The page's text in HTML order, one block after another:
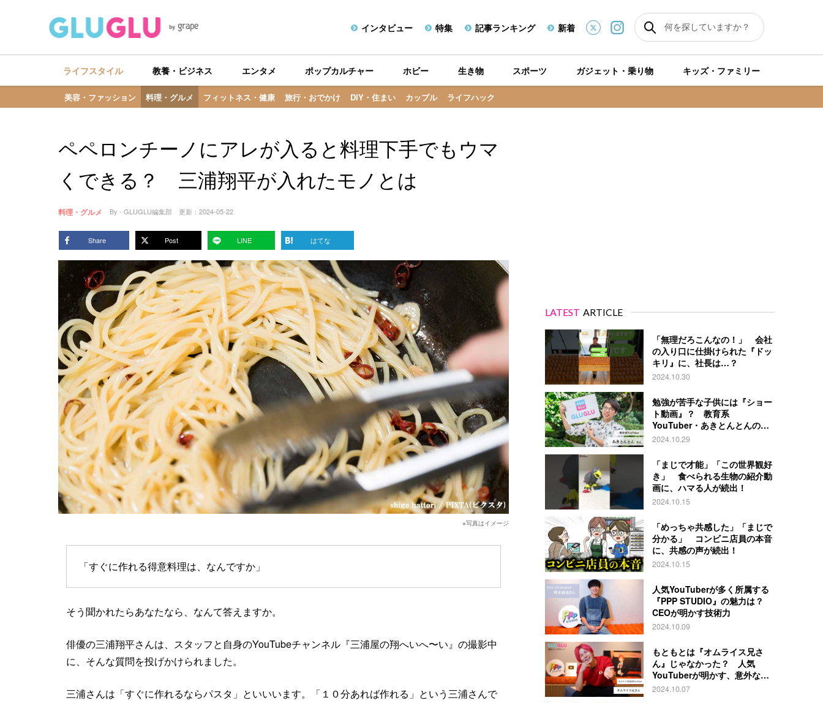
インタビュー 特集 記事ランキング 新着
ライフスタイル
美容・ファッション 料理・グルメ フィットネス・健康 旅行・おでかけ DIY・住まい カップル ライフハック
教養・ビジネス エンタメ ポップカルチャー ホビー 生き物 スポーツ ガジェット・乗り物 キッズ・ファミリー
ペペロンチーノにアレが入ると料理下手でもウマ
くできる？ 三浦翔平が入れたモノとは
料理・グルメ By - GLUGLU編集部 更新： 2024-05-22
Share Post LINE はてな
※写真はイメージ
「すぐに作れる得意料理は、なんですか」
そう聞かれたらあなたなら、なんて答えますか。
俳優の三浦翔平さんは、スタッフと自身のYouTubeチャンネル『三浦屋の翔へいへ〜い』の撮影中
に、そんな質問を投げかけられました。
三浦さんは「すぐに作れるならパスタ」といいいます。「１０分あれば作れる」という三浦さんで
LATEST ARTICLE
「無理だろこんなの！」 会社
の入り口に仕掛けられた『ドッ
キリ』に、社長は…？
2024.10.30
勉強が苦手な子供には『ショー
ト動画』？ 教育系
YouTuber・あきとんとんの戦
略とは
2024.10.29
「まじで才能」「この世界観好
き」 食べられる生物の紹介動
画に、ハマる人が続出！
2024.10.15
「めっちゃ共感した」「まじで
分かる」 コンビニ店員の本音
に、共感の声が続出！
2024.10.15
人気YouTuberが多く所属する
『PPP STUDIO』の魅力は？
CEOが明かす技術力
2024.10.09
もともとは『オムライス兄さ
ん』じゃなかった？ 人気
YouTuberが明かす、意外な過
去とは
2024.10.07